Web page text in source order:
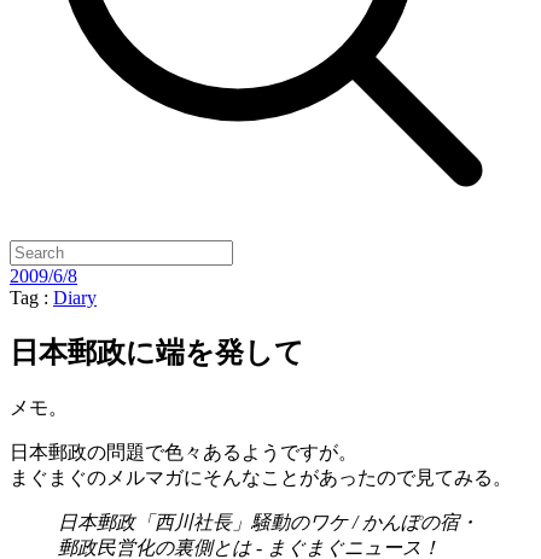
2009/6/8
Tag : Diary
日本郵政に端を発して
メモ。
日本郵政の問題で色々あるようですが。
まぐまぐのメルマガにそんなことがあったので見てみる。
日本郵政「西川社長」騒動のワケ / かんぽの宿・
郵政民営化の裏側とは - まぐまぐニュース！